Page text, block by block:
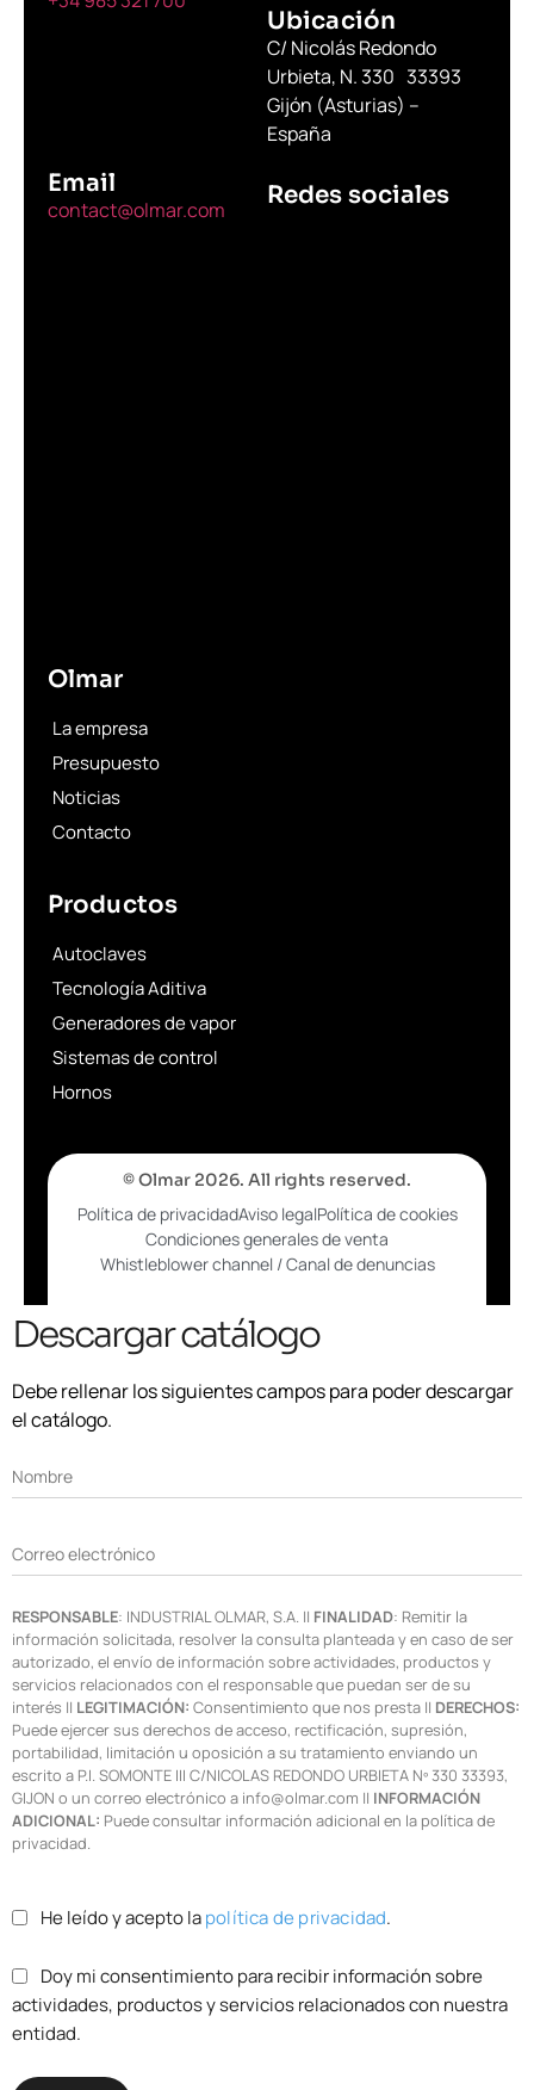
Ubicación
C/ Nicolás Redondo
Urbieta, N. 330 33393
Gijón (Asturias) –
España
Email
contact@olmar.com Redes sociales
Olmar
La empresa
Presupuesto
Noticias
Contacto
Productos
Autoclaves
Tecnología Aditiva
Generadores de vapor
Sistemas de control
Hornos
© Olmar 2026. All rights reserved.
Política de privacidadAviso legalPolítica de cookies
Condiciones generales de venta
Whistleblower channel / Canal de denuncias
Descargar catálogo
Debe rellenar los siguientes campos para poder descargar
el catálogo.
Nombre
Correo electrónico
RESPONSABLE: INDUSTRIAL OLMAR, S.A. || FINALIDAD: Remitir la
información solicitada, resolver la consulta planteada y en caso de ser
autorizado, el envío de información sobre actividades, productos y
servicios relacionados con el responsable que puedan ser de su
interés || LEGITIMACIÓN: Consentimiento que nos presta || DERECHOS:
Puede ejercer sus derechos de acceso, rectificación, supresión,
portabilidad, limitación u oposición a su tratamiento enviando un
escrito a P.I. SOMONTE III C/NICOLAS REDONDO URBIETA Nº 330 33393,
GIJON o un correo electrónico a info@olmar.com || INFORMACIÓN
ADICIONAL: Puede consultar información adicional en la política de
privacidad.
He leído y acepto lapolítica de privacidad.
Doy mi consentimiento para recibir información sobre
actividades, productos y servicios relacionados con nuestra
entidad.